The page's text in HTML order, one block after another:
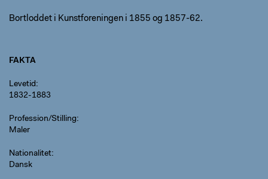
Bortloddet i Kunstforeningen i 1855 og 1857-62.
FAKTA
Levetid
1832-1883
Profession/Stilling
Maler
Nationalitet
Dansk